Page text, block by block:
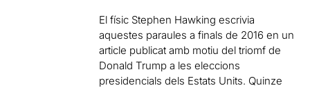
El físic Stephen Hawking escrivia
aquestes paraules a finals de 2016 en un
article publicat amb motiu del triomf de
Donald Trump a les eleccions
presidencials dels Estats Units. Quinze